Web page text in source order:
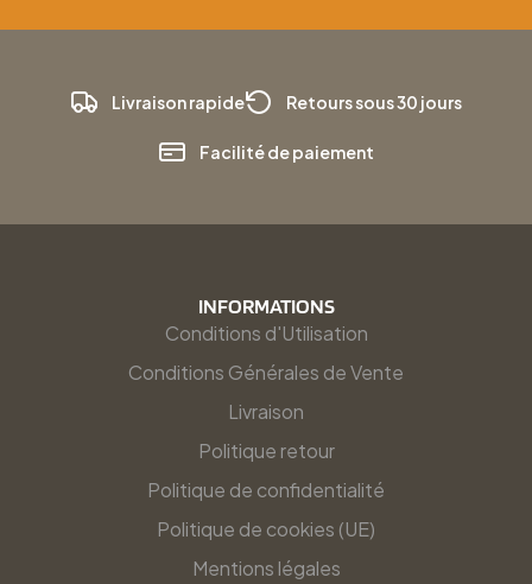
Livraison rapide Retours sous 30 jours
Facilité de paiement
INFORMATIONS
Conditions d'Utilisation
Conditions Générales de Vente
Livraison
Politique retour
Politique de confidentialité
Politique de cookies (UE)
Mentions légales